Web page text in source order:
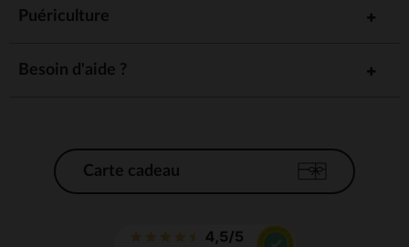
Puériculture
Besoin d'aide ?
Carte cadeau